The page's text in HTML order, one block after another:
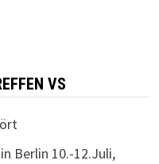
VS
Berlin 10.-12.Juli,